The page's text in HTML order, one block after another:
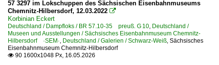
Bahndienstfahrzeuge | Triebfahrzeuge
1 203 BR 203.3 Umbau DR V 100.1
Bahnhöfe (A - E)
2014
2015
2016
2017
2019
57 3297 im Lokschuppen des Sächsischen Eisenbahnmuseums
Chemnitz-Hilbersdorf, 12.03.2022 
Korbinian Eckert
Deutschland / Dampfloks / BR 57.10-35 preuß. G 10, Deutschland /
Museen und Ausstellungen / Sächsisches Eisenbahnmuseum Chemnitz-
Hilbersdorf ·SEM·, Deutschland / Galerien / Schwarz-Weiß, Sächsisches
Eisenbahnmuseum Chemnitz-Hilbersdorf
 90 1600x1048 Px, 16.05.2026